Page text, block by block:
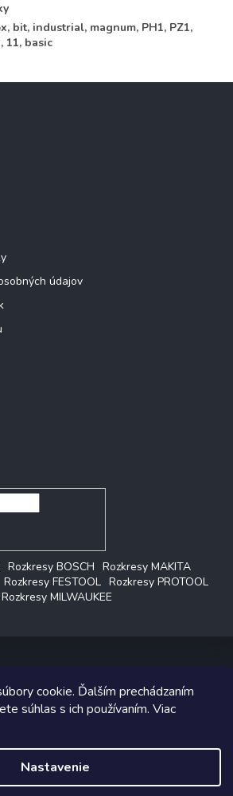
cookie. Ďalším prechádzaním
súhlas s ich používaním. Viac
Nastavenie
bit, industrial, magnum, PH1, PZ1,
11, basic
údajov
Rozkresy BOSCH Rozkresy MAKITA
Rozkresy FESTOOL Rozkresy PROTOOL
Rozkresy MILWAUKEE
SERVIS. Všetky práva vyhradené.
na Shoptet implementoval
Shoptetak.cz.
Vytvoril Shoptet